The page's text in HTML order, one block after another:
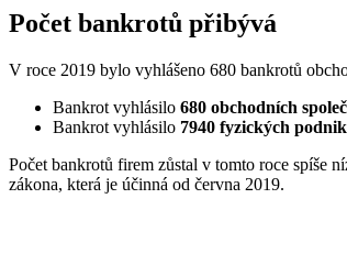
Počet bankrotů přibývá
V roce 2019 bylo vyhlášeno 680 bankrotů
Bankrot vyhlásilo 680 obchodních
Bankrot vyhlásilo 7940 fyzických
Počet bankrotů firem zůstal v tomto roce spíše
zákona, která je účinná od června 2019.